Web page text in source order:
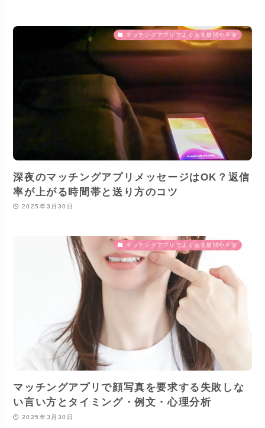
マッチングアプリでよくある疑問や不安
深夜のマッチングアプリメッセージはOK？返信
率が上がる時間帯と送り方のコツ
2025年3月30日
マッチングアプリでよくある疑問や不安
マッチングアプリで顔写真を要求する失敗しな
い言い方とタイミング・例文・心理分析
2025年3月30日